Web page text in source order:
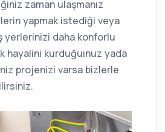
zaman ulaşmanız
yapmak istediği veya
yerlerinizi daha konforlu
hayalini kurduğuınuz yada
projenizi varsa bizlerle